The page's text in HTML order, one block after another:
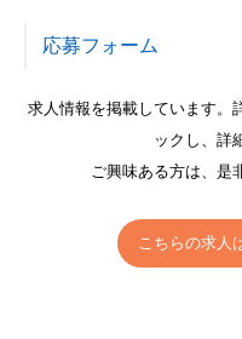
応募フォーム
求人情報を掲載しています。
ックし、詳
ご興味ある方は、是
こちらの求人